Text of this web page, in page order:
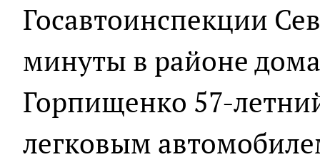
Госавтоинспекции
минуты в районе
Горпищенко 57-
легковым